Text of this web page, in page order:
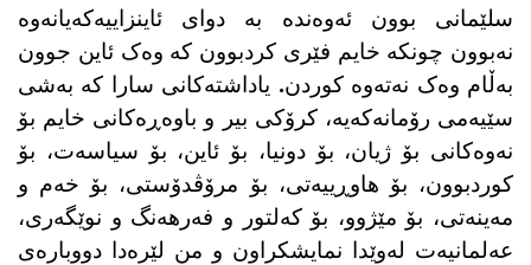
سلێمانی بوون ئەوەندە بە دوای ئاینزاییەکەیانەوە
نەبوون چونکە خایم فێری کردبوون کە وەک ئاین جوون
بەڵام وەک نەتەوە کوردن. یاداشتەکانی سارا کە بەشی
سێیەمی رۆمانەکەیە، کرۆکی بیر و باوەڕەکانی خایم بۆ
نەوەکانی بۆ ژیان، بۆ دونیا، بۆ ئاین، بۆ سیاسەت، بۆ
کوردبوون، بۆ هاوڕییەتی، بۆ مرۆڤدۆستی، بۆ خەم و
مەینەتی، بۆ مێژوو، بۆ کەلتور و فەرهەنگ و نوێگەری،
عەلمانیەت لەوێدا نمایشکراون و من لێرەدا دووبارەی